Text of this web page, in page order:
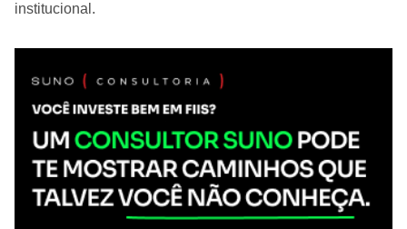
institucional.